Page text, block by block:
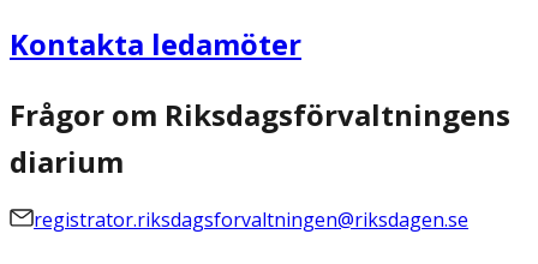
Kontakta ledamöter
Frågor om Riksdagsförvaltningens
diarium
registrator.riksdagsforvaltningen@riksdagen.se